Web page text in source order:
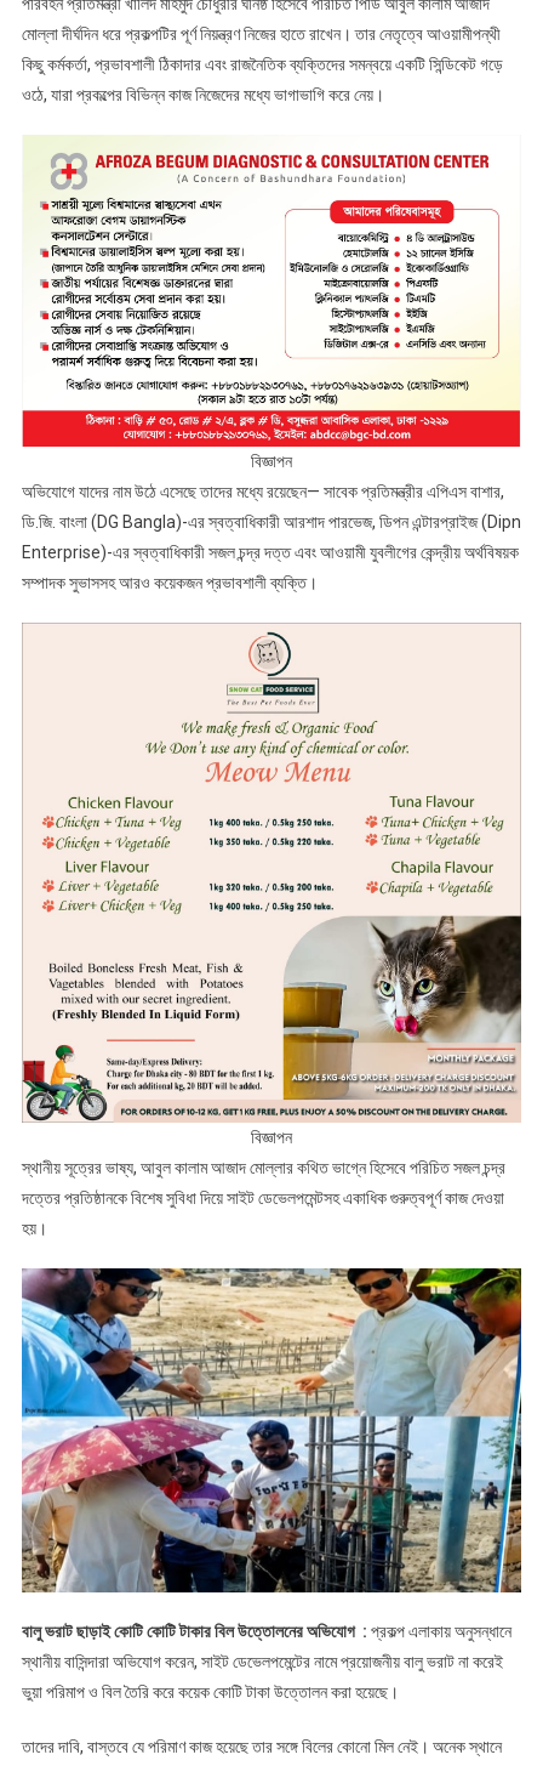
মোল্লা দীর্ঘদিন ধরে প্রকল্পটির পূর্ণ নিয়ন্ত্রণ নিজের হাতে রাখেন। তার নেতৃত্বে আওয়ামীপন্থী
কিছু কর্মকর্তা, প্রভাবশালী ঠিকাদার এবং রাজনৈতিক ব্যক্তিদের সমন্বয়ে একটি সিন্ডিকেট গড়ে
ওঠে, যারা প্রকল্পের বিভিন্ন কাজ নিজেদের মধ্যে ভাগাভাগি করে নেয়।
বিজ্ঞাপন
অভিযোগে যাদের নাম উঠে এসেছে তাদের মধ্যে রয়েছেন— সাবেক প্রতিমন্ত্রীর এপিএস বাশার,
ডি.জি. বাংলা (DG Bangla)-এর স্বত্বাধিকারী আরশাদ পারভেজ, ডিপন এন্টারপ্রাইজ (Dipn
Enterprise)-এর স্বত্বাধিকারী সজল চন্দ্র দত্ত এবং আওয়ামী যুবলীগের কেন্দ্রীয় অর্থবিষয়ক
সম্পাদক সুভাসসহ আরও কয়েকজন প্রভাবশালী ব্যক্তি।
বিজ্ঞাপন
স্থানীয় সূত্রের ভাষ্য, আবুল কালাম আজাদ মোল্লার কথিত ভাগ্নে হিসেবে পরিচিত সজল চন্দ্র
দত্তের প্রতিষ্ঠানকে বিশেষ সুবিধা দিয়ে সাইট ডেভেলপমেন্টসহ একাধিক গুরুত্বপূর্ণ কাজ দেওয়া
হয়।
বালু ভরাট ছাড়াই কোটি কোটি টাকার বিল উত্তোলনের অভিযোগ : প্রকল্প এলাকায় অনুসন্ধানে
স্থানীয় বাসিন্দারা অভিযোগ করেন, সাইট ডেভেলপমেন্টের নামে প্রয়োজনীয় বালু ভরাট না করেই
ভুয়া পরিমাপ ও বিল তৈরি করে কয়েক কোটি টাকা উত্তোলন করা হয়েছে।
তাদের দাবি, বাস্তবে যে পরিমাণ কাজ হয়েছে তার সঙ্গে বিলের কোনো মিল নেই। অনেক স্থানে